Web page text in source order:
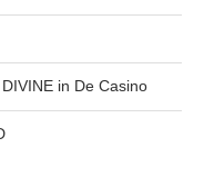
in De Casino